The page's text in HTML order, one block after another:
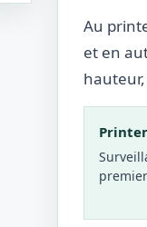
Au
et en